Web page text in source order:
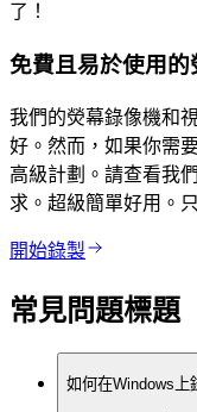
了！
免費且易於使用
我們的熒幕錄像機和
好。然而，如果你需
高級計劃。請查看我
求。超級簡單好用。
開始錄製
常見問題標題
如何在Windows上